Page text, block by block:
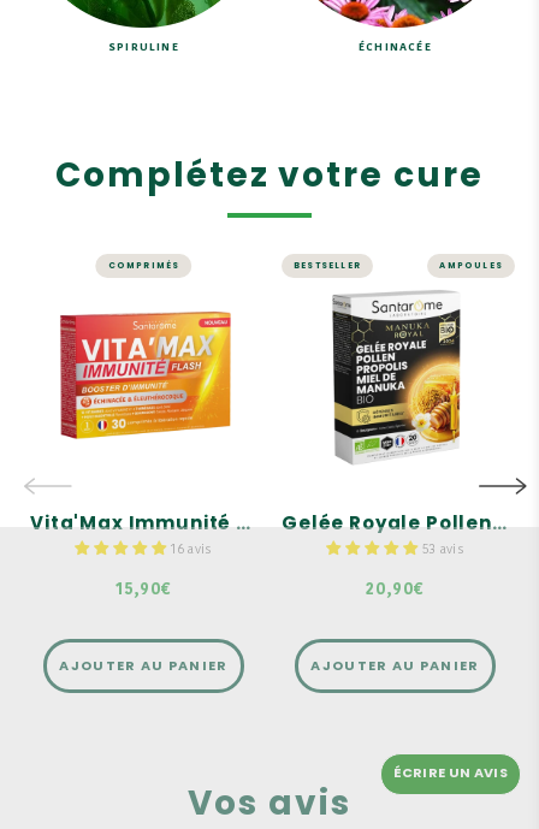
SPIRULINE ÉCHINACÉE
Complétez votre cure
COMPRIMÉS
Vita'Max Immunité Flash - 30 comprimés à libération rapide
16 avis
15,90€
Vita'Max
Immunité Flash -
30 comprimés à
libération rapide
Une gamme complète de
tonique, pour adultes,
Pour renforcer les
votre organisme
Pour un effet flash
AJOUTER AU PANIER
BESTSELLER AMPOULES
Gelée Royale Pollen Propolis Miel de Manuka Bio - 20 ampoules
53 avis
20,90€
IMMUNITÉ
Gelée Royale
Pollen Propolis
Miel de Manuka
Bio - 20 ampoules
Contribue à apporter
énergie et vitalité
AJOUTER AU PANIER
Vos avis
ÉCRIRE UN AVIS